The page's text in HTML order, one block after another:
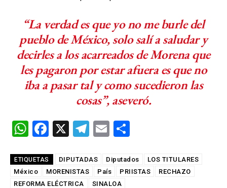
“La verdad es que yo no me burle del
pueblo de México, solo salí a saludar y
decirles a los acarreados de Morena que
les pagaron por estar afuera es que no
iba a pasar tal y como sucedieron las
cosas”, aseveró.
W
at
s
F
ce
b
X
T
e
gr
E
ail m
p
ETIQUETAS DIPUTADAS Diputados
LOS TITULARES
México
MORENISTAS País PRIISTAS
RECHAZO
REFORMA ELÉCTRICA
SINALOA